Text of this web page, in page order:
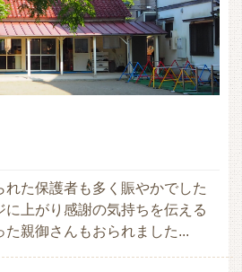
た保護者も多く賑やかでした
に上がり感謝の気持ちを伝える
親御さんもおられました...